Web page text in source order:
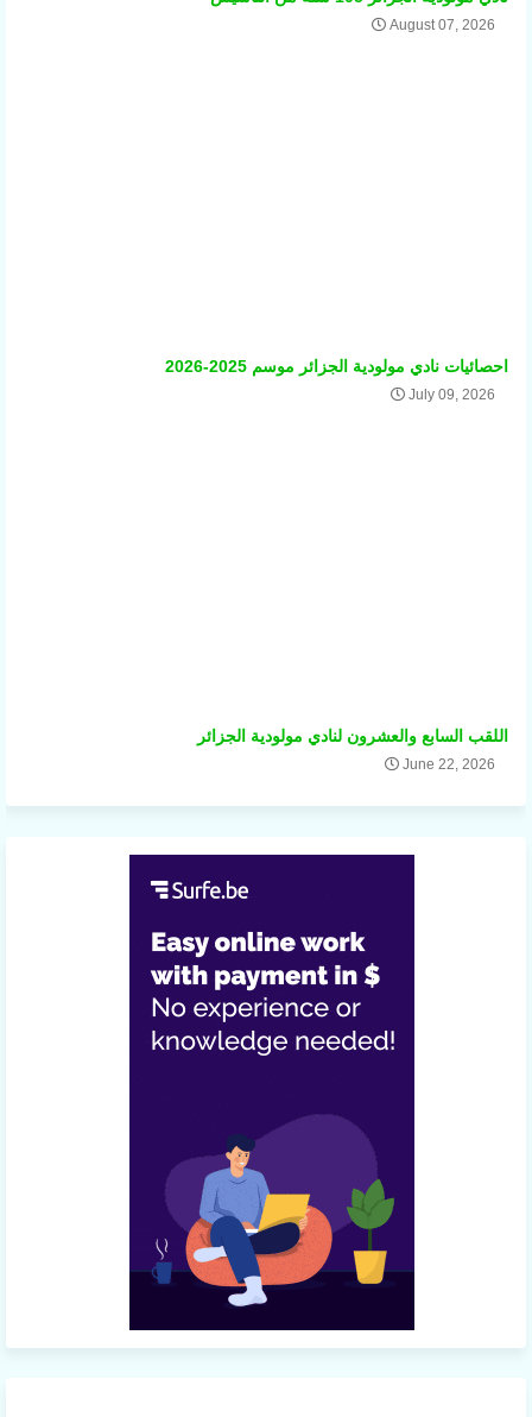
August 07, 2026
احصائيات نادي مولودية الجزائر موسم 2025-2026
July 09, 2026
اللقب السابع والعشرون لنادي مولودية الجزائر
June 22, 2026